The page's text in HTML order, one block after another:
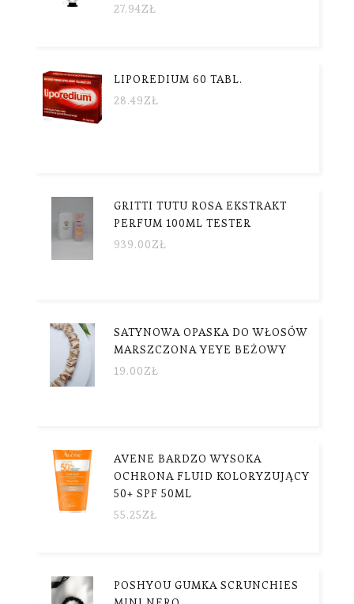
27.94ZŁ
LIPOREDIUM 60 TABL.
28.49ZŁ
GRITTI TUTU ROSA EKSTRAKT
PERFUM 100ML TESTER
939.00ZŁ
SATYNOWA OPASKA DO WŁOSÓW
MARSZCZONA YEYE BEŻOWY
19.00ZŁ
AVENE BARDZO WYSOKA
OCHRONA FLUID KOLORYZUJĄCY
50+ SPF 50ML
55.25ZŁ
POSHYOU GUMKA SCRUNCHIES